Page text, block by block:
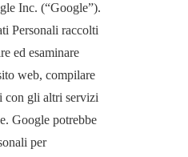
Inc. (“Google”).
Personali raccolti
ed esaminare
web, compilare
con gli altri servizi
Google potrebbe
per